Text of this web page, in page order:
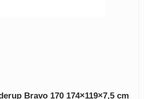
Bravo 170 174×119×7,5 cm